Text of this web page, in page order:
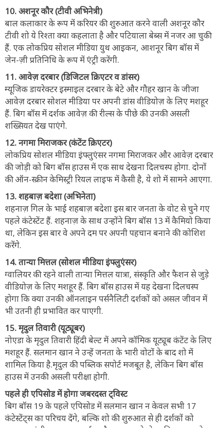
10. अशनूर कौर (टीवी अभिनेत्री)
बाल कलाकार के रूप में करियर की शुरुआत करने वाली अशनूर कौर
टीवी शो ये रिश्ता क्या कहलाता है और पटियाला बेब्स में नजर आ चुकी
हैं. एक लोकप्रिय सोशल मीडिया युथ आइकन, आशनूर बिग बॉस में
जेन-ज़ी प्रतिनिधि के रूप में एंट्री करेंगी.
11. आवेज़ दरबार (डिजिटल क्रिएटर व डांसर)
म्यूजिक डायरेक्टर इस्माइल दरबार के बेटे और गौहर खान के जीजा
आवेज़ दरबार सोशल मीडिया पर अपनी डांस वीडियोज़ के लिए मशहूर
हैं. बिग बॉस में दर्शक आवेज़ की रील्स के पीछे की उनकी असली
शख्सियत देख पाएंगे.
12. नगमा मिराजकर (कंटेंट क्रिएटर)
लोकप्रिय सोशल मीडिया इंफ्लुएंसर नगमा मिराजकर और आवेज़ दरबार
की जोड़ी को बिग बॉस हाउस में एक साथ देखना दिलचस्प होगा. दोनों
की ऑन-स्क्रीन केमिस्ट्री रियल लाइफ में कैसी है, ये शो में सामने आएगा.
13. शहबाज़ बदेशा (अभिनेता)
शहनाज़ गिल के भाई शहबाज़ बदेशा इस बार जनता के वोट से चुने गए
पहले कंटेस्टेंट हैं. शहनाज़ के साथ उन्होंने बिग बॉस 13 में कैमियो किया
था, लेकिन इस बार वे अपने दम पर अपनी पहचान बनाने की कोशिश
करेंगे.
14. तान्या मित्तल (सोशल मीडिया इंफ्लुएंसर)
ग्वालियर की रहने वाली तान्या मित्तल यात्रा, संस्कृति और फैशन से जुड़े
वीडियोज़ के लिए मशहूर हैं. बिग बॉस हाउस में यह देखना दिलचस्प
होगा कि क्या उनकी ऑनलाइन पर्सनैलिटी दर्शकों को असल जीवन में
भी उतनी ही प्रभावित कर पाएगी.
15. मृदुल तिवारी (यूट्यूबर)
नोएडा के मृदुल तिवारी हिंदी बेल्ट में अपने कॉमिक यूट्यूब कंटेंट के लिए
मशहूर हैं. सलमान खान ने उन्हें जनता के भारी वोटों के बाद शो में
शामिल किया है.मृदुल की पब्लिक सपोर्ट मजबूत है, लेकिन बिग बॉस
हाउस में उनकी असली परीक्षा होगी.
पहले ही एपिसोड में होगा जबरदस्त ट्विस्ट
बिग बॉस 19 के पहले एपिसोड में सलमान खान न केवल सभी 17
कंटेस्टेंट्स का परिचय देंगे, बल्कि शो की शुरुआत से ही दर्शकों को